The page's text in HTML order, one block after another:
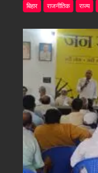
बिहार राजनीतिक राज्य